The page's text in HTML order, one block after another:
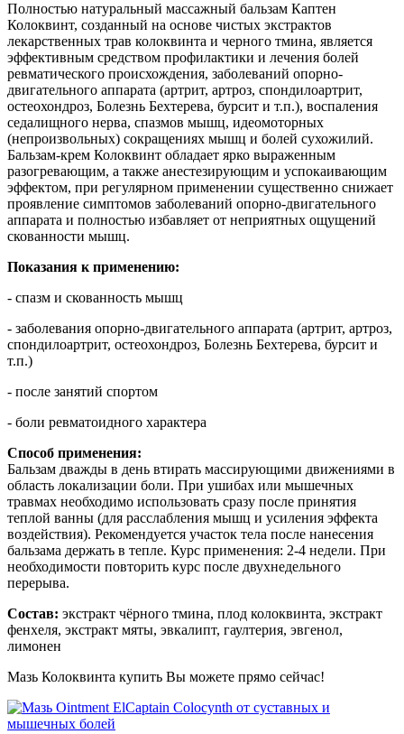
Полностью натуральный массажный бальзам Каптен
Колоквинт, созданный на основе чистых экстрактов
лекарственных трав колоквинта и черного тмина, является
эффективным средством профилактики и лечения болей
ревматического происхождения, заболеваний опорно-
двигательного аппарата (артрит, артроз, спондилоартрит,
остеохондроз, Болезнь Бехтерева, бурсит и т.п.), воспаления
седалищного нерва, спазмов мышц, идеомоторных
(непроизвольных) сокращениях мышц и болей сухожилий.
Бальзам-крем Колоквинт обладает ярко выраженным
разогревающим, а также анестезирующим и успокаивающим
эффектом, при регулярном применении существенно снижает
проявление симптомов заболеваний опорно-двигательного
аппарата и полностью избавляет от неприятных ощущений
скованности мышц.
Показания к применению:
- спазм и скованность мышц
- заболевания опорно-двигательного аппарата (артрит, артроз,
спондилоартрит, остеохондроз, Болезнь Бехтерева, бурсит и
т.п.)
- после занятий спортом
- боли ревматоидного характера
Способ применения:
Бальзам дважды в день втирать массирующими движениями в
область локализации боли. При ушибах или мышечных
травмах необходимо использовать сразу после принятия
теплой ванны (для расслабления мышц и усиления эффекта
воздействия). Рекомендуется участок тела после нанесения
бальзама держать в тепле. Курс применения: 2-4 недели. При
необходимости повторить курс после двухнедельного
перерыва.
Состав: экстракт чёрного тмина, плод колоквинта, экстракт
фенхеля, экстракт мяты, эвкалипт, гаултерия, эвгенол,
лимонен
Мазь Колоквинта купить Вы можете прямо сейчас!